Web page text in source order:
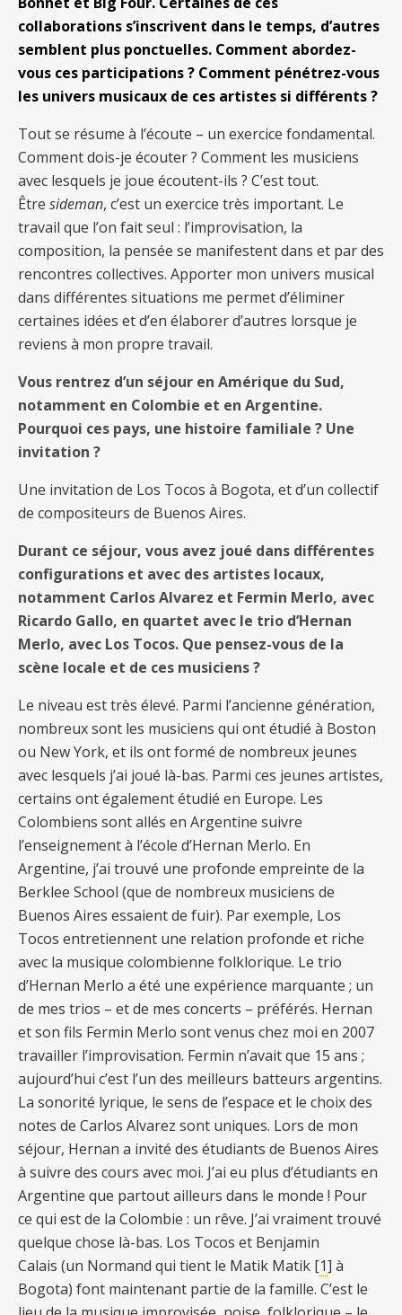
collaborations s’inscrivent dans le temps, d’autres
semblent plus ponctuelles. Comment abordez-
vous ces participations ? Comment pénétrez-vous
les univers musicaux de ces artistes si différents ?
Tout se résume à l’écoute – un exercice fondamental.
Comment dois-je écouter ? Comment les musiciens
avec lesquels je joue écoutent-ils ? C’est tout.
Être sideman, c’est un exercice très important. Le
travail que l’on fait seul : l’improvisation, la
composition, la pensée se manifestent dans et par des
rencontres collectives. Apporter mon univers musical
dans différentes situations me permet d’éliminer
certaines idées et d’en élaborer d’autres lorsque je
reviens à mon propre travail.
Vous rentrez d’un séjour en Amérique du Sud,
notamment en Colombie et en Argentine.
Pourquoi ces pays, une histoire familiale ? Une
invitation ?
Une invitation de Los Tocos à Bogota, et d’un collectif
de compositeurs de Buenos Aires.
Durant ce séjour, vous avez joué dans différentes
configurations et avec des artistes locaux,
notamment Carlos Alvarez et Fermin Merlo, avec
Ricardo Gallo, en quartet avec le trio d’Hernan
Merlo, avec Los Tocos. Que pensez-vous de la
scène locale et de ces musiciens ?
Le niveau est très élevé. Parmi l’ancienne génération,
nombreux sont les musiciens qui ont étudié à Boston
ou New York, et ils ont formé de nombreux jeunes
avec lesquels j’ai joué là-bas. Parmi ces jeunes artistes,
certains ont également étudié en Europe. Les
Colombiens sont allés en Argentine suivre
l’enseignement à l’école d’Hernan Merlo. En
Argentine, j’ai trouvé une profonde empreinte de la
Berklee School (que de nombreux musiciens de
Buenos Aires essaient de fuir). Par exemple, Los
Tocos entretiennent une relation profonde et riche
avec la musique colombienne folklorique. Le trio
d’Hernan Merlo a été une expérience marquante ; un
de mes trios – et de mes concerts – préférés. Hernan
et son fils Fermin Merlo sont venus chez moi en 2007
travailler l’improvisation. Fermin n’avait que 15 ans ;
aujourd’hui c’est l’un des meilleurs batteurs argentins.
La sonorité lyrique, le sens de l’espace et le choix des
notes de Carlos Alvarez sont uniques. Lors de mon
séjour, Hernan a invité des étudiants de Buenos Aires
à suivre des cours avec moi. J’ai eu plus d’étudiants en
Argentine que partout ailleurs dans le monde ! Pour
ce qui est de la Colombie : un rêve. J’ai vraiment trouvé
quelque chose là-bas. Los Tocos et Benjamin
Calais (un Normand qui tient le Matik Matik [1] à
Bogota) font maintenant partie de la famille. C’est le